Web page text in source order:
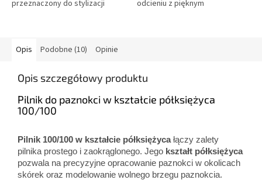
przeznaczony do stylizacji
odcieniu z pięknym
Opis Podobne (10) Opinie
Opis szczegółowy produktu
Pilnik do paznokci w kształcie półksiężyca
100/100
Pilnik 100/100 w kształcie półksiężycałączy zalety
pilnika prostego i zaokrąglonego. Jego kształt półksiężyca
pozwala na precyzyjne opracowanie paznokci w okolicach
skórek oraz modelowanie wolnego brzegu paznokcia.